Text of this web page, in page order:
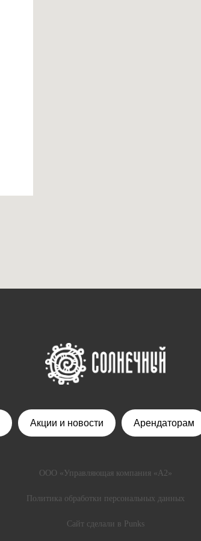
Акции и новости Арендаторам
ООО «Управляющая компания «А2»
Политика обработки персональных данных
Сайт сделали в Punks